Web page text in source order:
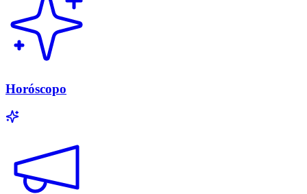
Horóscopo